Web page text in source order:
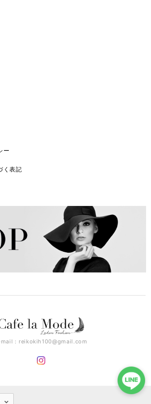
ー
く表記
： reikokih100@gmail.com